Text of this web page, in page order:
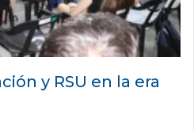
y RSU en la era